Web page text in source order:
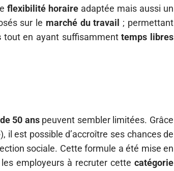
flexibilité horaire adaptée mais aussi un
sur le marché du travail
; permettant
tout en ayant suffisammenttemps libres
50 anspeuvent sembler limitées. Grâce
), il est possible d’accroître ses chances de
sociale. Cette formule a été mise en
employeurs à recruter cette catégorie